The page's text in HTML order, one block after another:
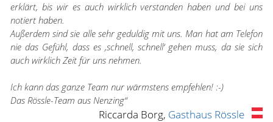
erklärt, bis wir es auch wirklich verstanden haben und bei uns
notiert haben.
Außerdem sind sie alle sehr geduldig mit uns. Man hat am Telefon
nie das Gefühl, dass es ‚schnell, schnell‘ gehen muss, da sie sich
auch wirklich Zeit für uns nehmen.
Ich kann das ganze Team nur wärmstens empfehlen! :-)
Das Rössle-Team aus Nenzing“
Riccarda Borg, Gasthaus Rössle